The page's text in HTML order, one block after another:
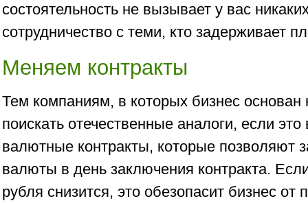
состоятельность не вызывает у вас
сотрудничество с теми, кто задерживает
Меняем контракты
Тем компаниям, в которых бизнес
поискать отечественные аналоги, если
валютные контракты, которые позволяют
валюты в день заключения контракта.
рубля снизится, это обезопасит бизнес от